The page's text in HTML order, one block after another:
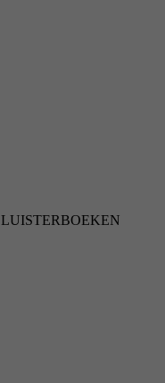
LUISTERBOEKEN